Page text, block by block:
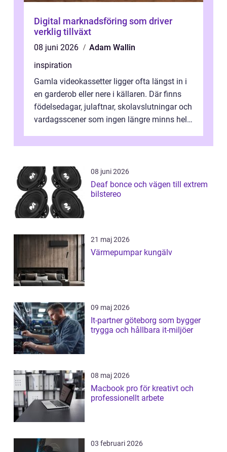
Digital marknadsföring som driver
verklig tillväxt
08 juni 2026
Adam Wallin
inspiration
Gamla videokassetter ligger ofta längst in i
en garderob eller nere i källaren. Där finns
födelsedagar, julaftnar, skolavslutningar och
vardagsscener som ingen längre minns helt.
08 juni 2026
Deaf bonce och vägen till extrem
bilstereo
21 maj 2026
Värmepumpar kungälv
09 maj 2026
It-partner göteborg som bygger
trygga och hållbara it-miljöer
08 maj 2026
Macbook pro för kreativt och
professionellt arbete
03 februari 2026